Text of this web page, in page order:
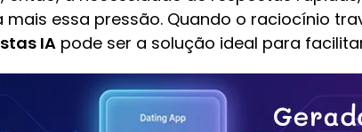
essa pressão. Quando o raciocínio
IA pode ser a solução ideal para